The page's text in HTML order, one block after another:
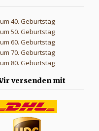
40. Geburtstag
50. Geburtstag
60. Geburtstag
70. Geburtstag
80. Geburtstag
versenden mit